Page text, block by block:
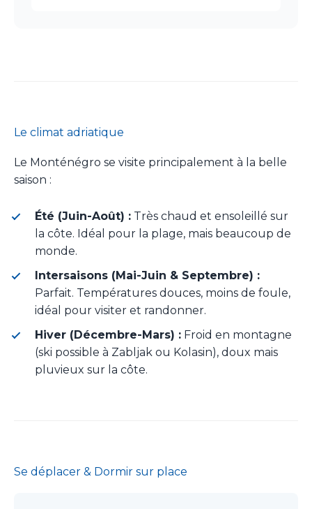
Le climat adriatique
Le Monténégro se visite principalement à la belle
saison :
Été (Juin-Août) : Très chaud et ensoleillé sur
la côte. Idéal pour la plage, mais beaucoup de
monde.
Intersaisons (Mai-Juin & Septembre) :
Parfait. Températures douces, moins de foule,
idéal pour visiter et randonner.
Hiver (Décembre-Mars) : Froid en montagne
(ski possible à Zabljak ou Kolasin), doux mais
pluvieux sur la côte.
Se déplacer & Dormir sur place